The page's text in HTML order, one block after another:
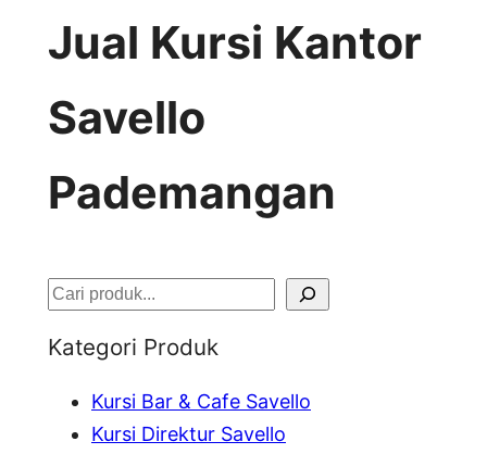
Jual Kursi Kantor
Savello
Pademangan
S
Kategori Produk
Kursi Bar & Cafe Savello
Kursi Direktur Savello